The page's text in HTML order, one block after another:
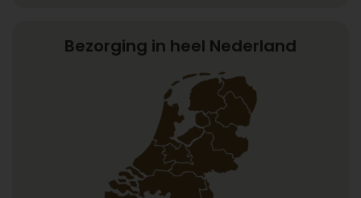
Bezorging in heel Nederland